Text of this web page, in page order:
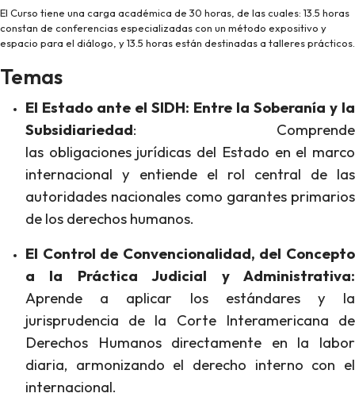
El Curso tiene una carga académica de 30 horas, de las cuales: 13.5 horas
constan de conferencias especializadas con un método expositivo y
espacio para el diálogo, y 13.5 horas están destinadas a talleres prácticos.
Temas
El Estado ante el SIDH: Entre la Soberanía y la
Subsidiariedad: Comprende
las obligaciones jurídicas del Estado en el marco
internacional y entiende el rol central de las
autoridades nacionales como garantes primarios
de los derechos humanos.
El Control de Convencionalidad, del Concepto
a la Práctica Judicial y Administrativa:
Aprende a aplicar los estándares y la
jurisprudencia de la Corte Interamericana de
Derechos Humanos directamente en la labor
diaria, armonizando el derecho interno con el
internacional.